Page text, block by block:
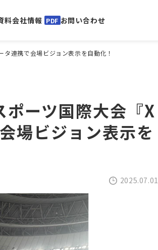
料会社情報 PDF お問い合わせ
連携で会場ビジョン表示を自動化！
ーツ国際大会『X
場ビジョン表示を
2025.07.01